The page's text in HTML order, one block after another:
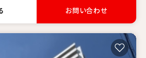
お問い合わせ